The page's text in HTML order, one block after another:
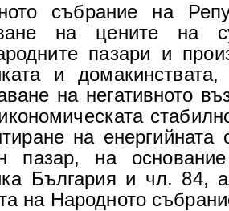
събрание на
на цените на
пазари и
и
на негативното
на
пазар, на
България и чл. 84,
на Народното